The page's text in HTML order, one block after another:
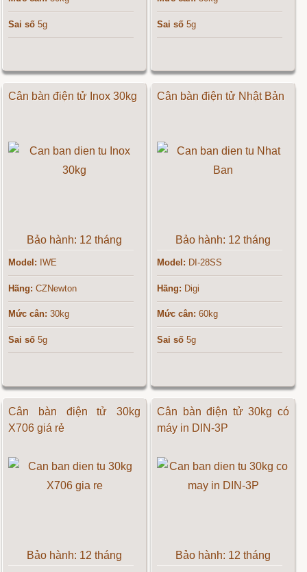
Sai số 5g Sai số 5g
Cân bàn điện tử Inox 30kg
Bảo hành: 12 tháng
Model: IWE
Hãng: CZNewton
Mức cân: 30kg
Sai số 5g
Cân bàn điện tử Nhật Bản
Bảo hành: 12 tháng
Model: DI-28SS
Hãng: Digi
Mức cân: 60kg
Sai số 5g
Cân bàn điện tử 30kg
X706 giá rẻ
Bảo hành: 12 tháng
Cân bàn điện tử 30kg có
máy in DIN-3P
Bảo hành: 12 tháng